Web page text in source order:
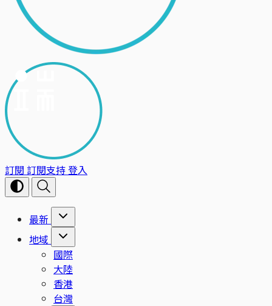
訂閱 訂閱支持登入
最新
地域
國際
大陸
香港
台灣